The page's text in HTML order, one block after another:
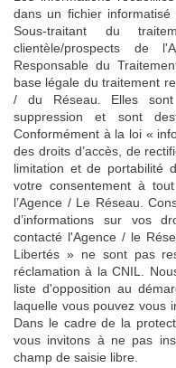
dans un fichier
Sous-traitant du
clientèle/prospects de
Responsable du
base légale du traitement
/ du Réseau. Elles sont
suppression et sont
Conformément à la loi «
des droits d’accès, de
limitation et de portabilité
votre consentement à
l’Agence / Le Réseau.
d’informations sur vos
contacté l'Agence / le
Libertés » ne sont pas
réclamation à la CNIL.
liste d'opposition au
laquelle vous pouvez vous
Dans le cadre de la
vous invitons à ne pas
champ de saisie libre.